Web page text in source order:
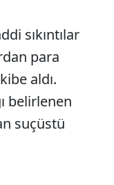
sıkıntılar
para
aldı.
belirlenen
suçüstü